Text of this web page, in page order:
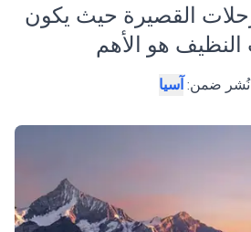
القصيرة حيث يكون
النظيف هو الأهم
نُشر ضمن: آسيا